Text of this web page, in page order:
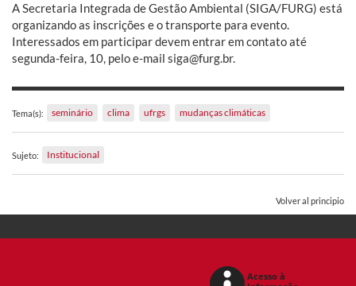
A Secretaria Integrada de Gestão Ambiental (SIGA/FURG) está
organizando as inscrições e o transporte para evento.
Interessados em participar devem entrar em contato até
segunda-feira, 10, pelo e-mail siga@furg.br.
Tema(s): seminário clima ufrgs mudanças climáticas
Sujeto: Institucional
Volver al principio